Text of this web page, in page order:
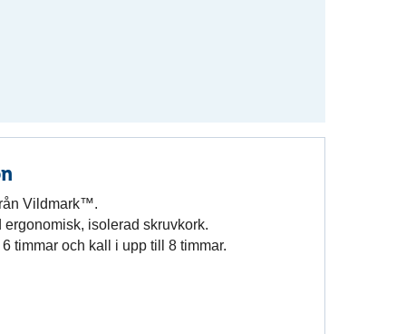
Vildmark™.
isolerad skruvkork.
timmar och kall i upp till 8 timmar.